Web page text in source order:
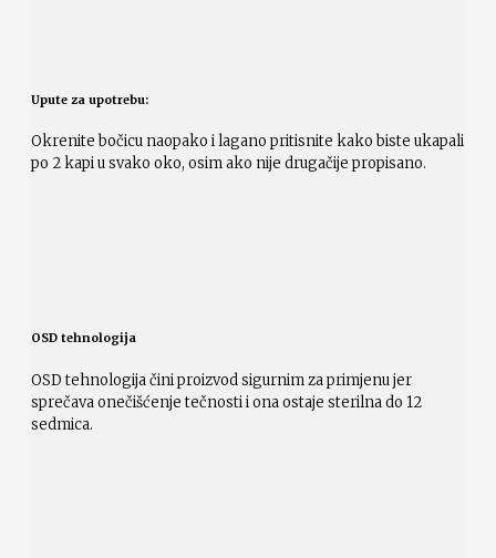
Upute za upotrebu:
Okrenite bočicu naopako i lagano pritisnite kako biste ukapali
po 2 kapi u svako oko, osim ako nije drugačije propisano.
OSD tehnologija
OSD tehnologija čini proizvod sigurnim za primjenu jer
sprečava onečišćenje tečnosti i ona ostaje sterilna do 12
sedmica.